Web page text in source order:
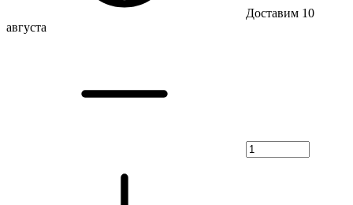
Доставим 10
августа